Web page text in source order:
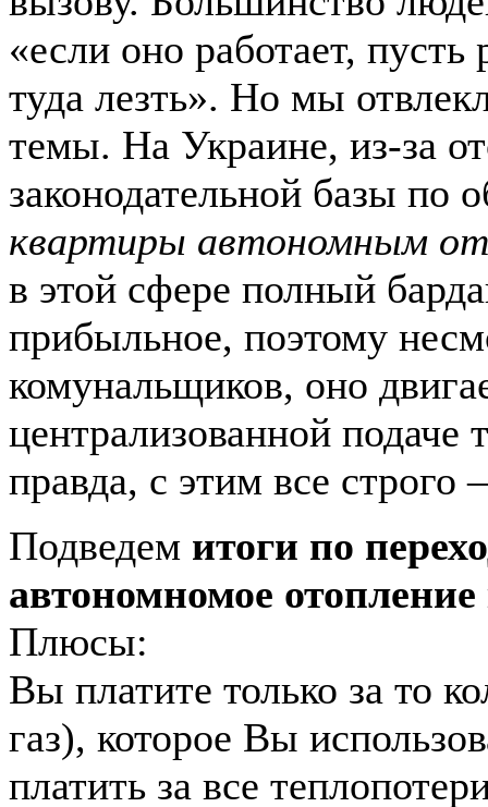
«если оно работает, пусть
туда лезть». Но мы
темы. На Украине, из-за
законодательной базы по
квартиры автономным
в этой сфере полный
прибыльное, поэтому
комунальщиков, оно
централизованной подаче
правда, с этим все
Подведем итоги по
автономномое
Плюсы:
Вы платите только за то
газ), которое Вы
платить за все